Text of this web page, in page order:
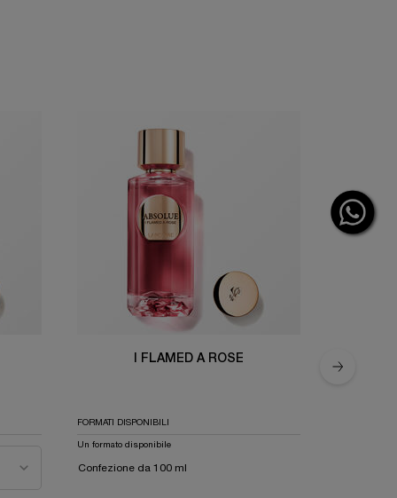
I FLAMED A ROSE
FORMATI DISPONIBILI
Un formato disponibile
Confezione da 100 ml